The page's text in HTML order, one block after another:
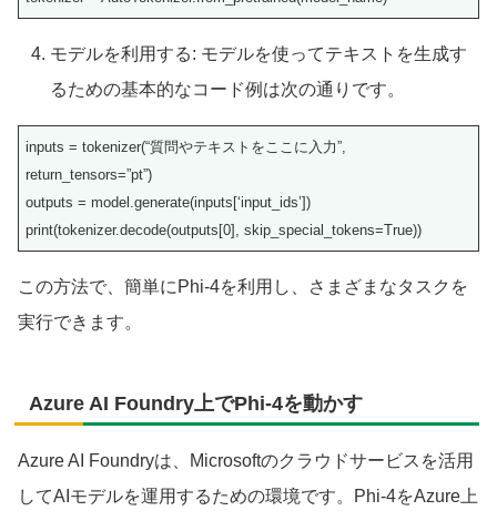
モデルを利用する: モデルを使ってテキストを生成す
るための基本的なコード例は次の通りです。
inputs = tokenizer(“質問やテキストをここに入力”,
return_tensors=”pt”)
outputs = model.generate(inputs[‘input_ids’])
print(tokenizer.decode(outputs[0], skip_special_tokens=True))
この方法で、簡単にPhi-4を利用し、さまざまなタスクを
実行できます。
Azure AI Foundry上でPhi-4を動かす
Azure AI Foundryは、Microsoftのクラウドサービスを活用
してAIモデルを運用するための環境です。Phi-4をAzure上